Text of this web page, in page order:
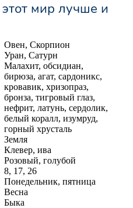
мир лучше и
Овен, Скорпион
Уран, Сатурн
Малахит, обсидиан,
бирюза, агат, сардоникс,
кровавик, хризопраз,
бронза, тигровый глаз,
нефрит, латунь, сердолик,
белый коралл, изумруд,
горный хрусталь
Земля
Клевер, ива
Розовый, голубой
8, 17, 26
Понедельник, пятница
Весна
Быка